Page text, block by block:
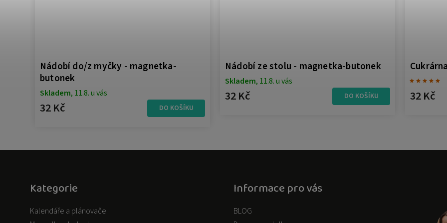
Nádobí do/z myčky - magnetka-
butonek
Skladem, 11.8. u vás
32 Kč DO KOŠÍKU
Nádobí ze stolu - magnetka-butonek
Skladem, 11.8. u vás
32 Kč DO KOŠÍKU 32 Kč
Kategorie
Kalendáře a plánovače
Informace pro vás
BLOG